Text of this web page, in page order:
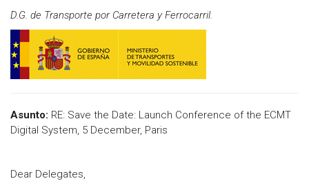
D.G. de Transporte por Carretera y Ferrocarril.
Asunto: RE: Save the Date: Launch Conference of the ECMT
Digital System, 5 December, Paris
Dear Delegates,